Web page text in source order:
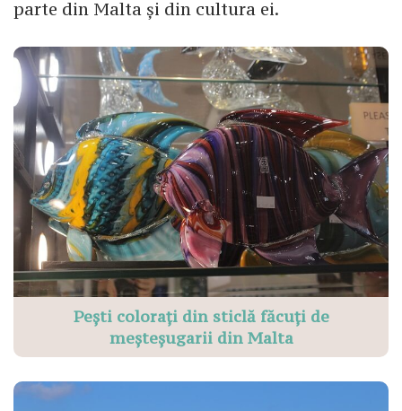
parte din Malta și din cultura ei.
Pești colorați din sticlă făcuți de
meșteșugarii din Malta